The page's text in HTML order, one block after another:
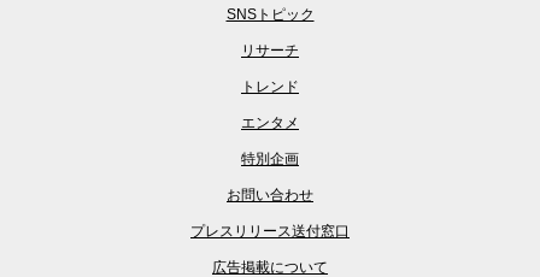
SNSトピック
リサーチ
トレンド
エンタメ
特別企画
お問い合わせ
プレスリリース送付窓口
広告掲載について